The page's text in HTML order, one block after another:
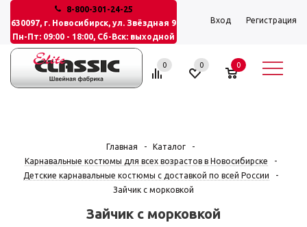
8-800-301-24-25
630097, г. Новосибирск, ул. Звёздная 9
Пн-Пт: 09:00 - 18:00, Сб-Вск: выходной
Вход Регистрация
0 0 0
Главная - Каталог
-
Карнавальные костюмы для всех возрастов в Новосибирске
-
Детские карнавальные костюмы с доставкой по всей России
-
Зайчик с морковкой
Зайчик с морковкой